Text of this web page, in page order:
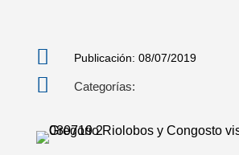
 Publicación: 08/07/2019
 Categorías: